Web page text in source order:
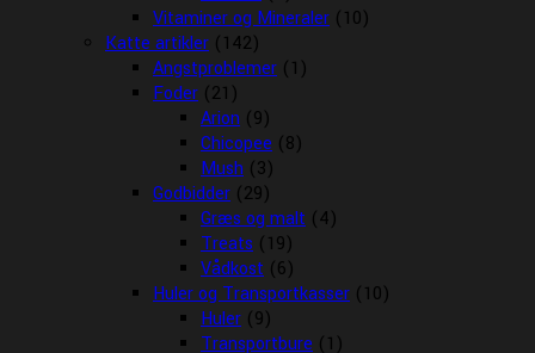
Vitaminer og Mineraler (10)
Katte artikler (142)
Angstproblemer (1)
Foder (21)
Arion (9)
Chicopee (8)
Mush (3)
Godbidder (29)
Græs og malt (4)
Treats (19)
Vådkost (6)
Huler og Transportkasser (10)
Huler (9)
Transportbure (1)